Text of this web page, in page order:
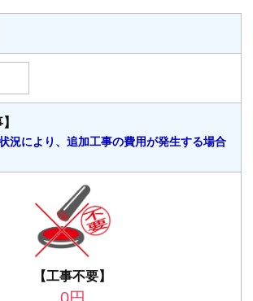
況により、追加工事の費用が発生する場合
【工事不要】